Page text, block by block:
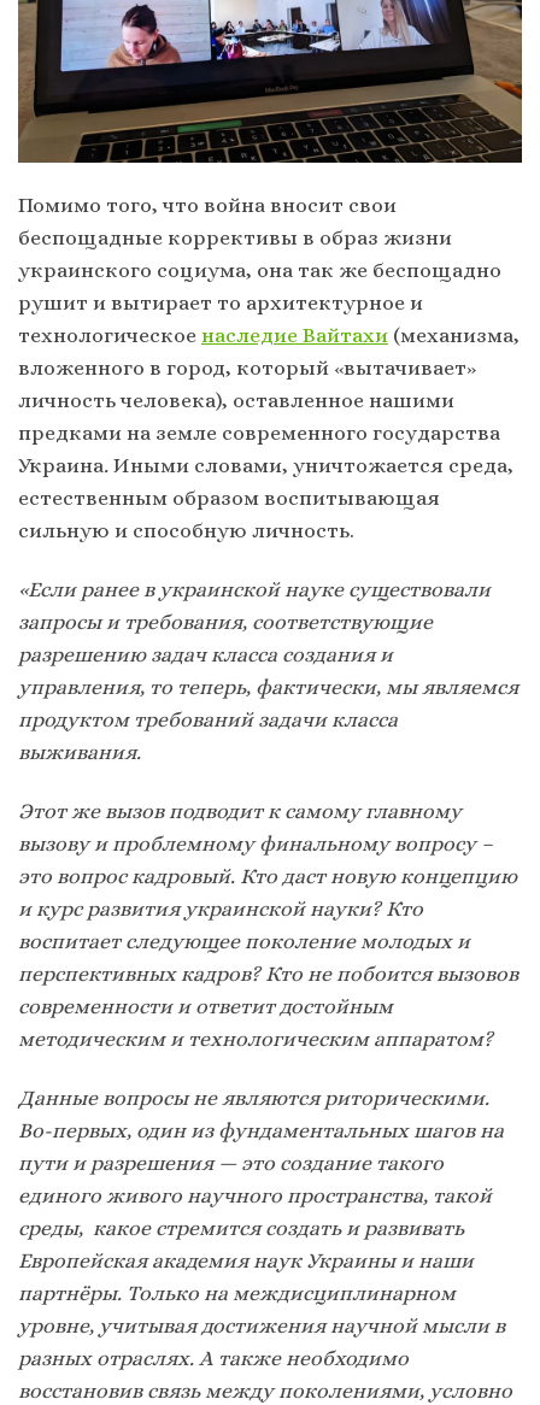
Помимо того, что война вносит свои
беспощадные коррективы в образ жизни
украинского социума, она так же беспощадно
рушит и вытирает то архитектурное и
технологическое наследие Вайтахи (механизма,
вложенного в город, который «вытачивает»
личность человека), оставленное нашими
предками на земле современного государства
Украина. Иными словами, уничтожается среда,
естественным образом воспитывающая
сильную и способную личность.
«Если ранее в украинской науке существовали
запросы и требования, соответствующие
разрешению задач класса создания и
управления, то теперь, фактически, мы являемся
продуктом требований задачи класса
выживания.
Этот же вызов подводит к самому главному
вызову и проблемному финальному вопросу –
это вопрос кадровый. Кто даст новую концепцию
и курс развития украинской науки? Кто
воспитает следующее поколение молодых и
перспективных кадров? Кто не побоится вызовов
современности и ответит достойным
методическим и технологическим аппаратом?
Данные вопросы не являются риторическими.
Во-первых, один из фундаментальных шагов на
пути и разрешения — это создание такого
единого живого научного пространства, такой
среды, какое стремится создать и развивать
Европейская академия наук Украины и наши
партнёры. Только на междисциплинарном
уровне, учитывая достижения научной мысли в
разных отраслях. А также необходимо
восстановив связь между поколениями, условно